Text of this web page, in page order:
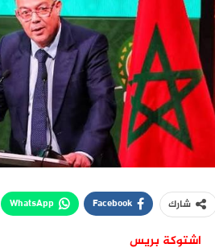
شارك Facebook
WhatsApp
اشتوكة بريس